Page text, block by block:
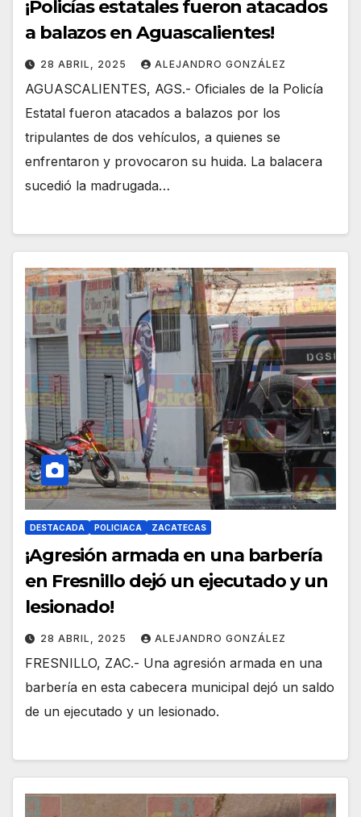
¡Policías estatales fueron atacados
a balazos en Aguascalientes!
28 ABRIL, 2025 ALEJANDRO GONZÁLEZ
AGUASCALIENTES, AGS.- Oficiales de la Policía
Estatal fueron atacados a balazos por los
tripulantes de dos vehículos, a quienes se
enfrentaron y provocaron su huida. La balacera
sucedió la madrugada…
DESTACADA POLICIACA ZACATECAS
¡Agresión armada en una barbería
en Fresnillo dejó un ejecutado y un
lesionado!
28 ABRIL, 2025 ALEJANDRO GONZÁLEZ
FRESNILLO, ZAC.- Una agresión armada en una
barbería en esta cabecera municipal dejó un saldo
de un ejecutado y un lesionado.